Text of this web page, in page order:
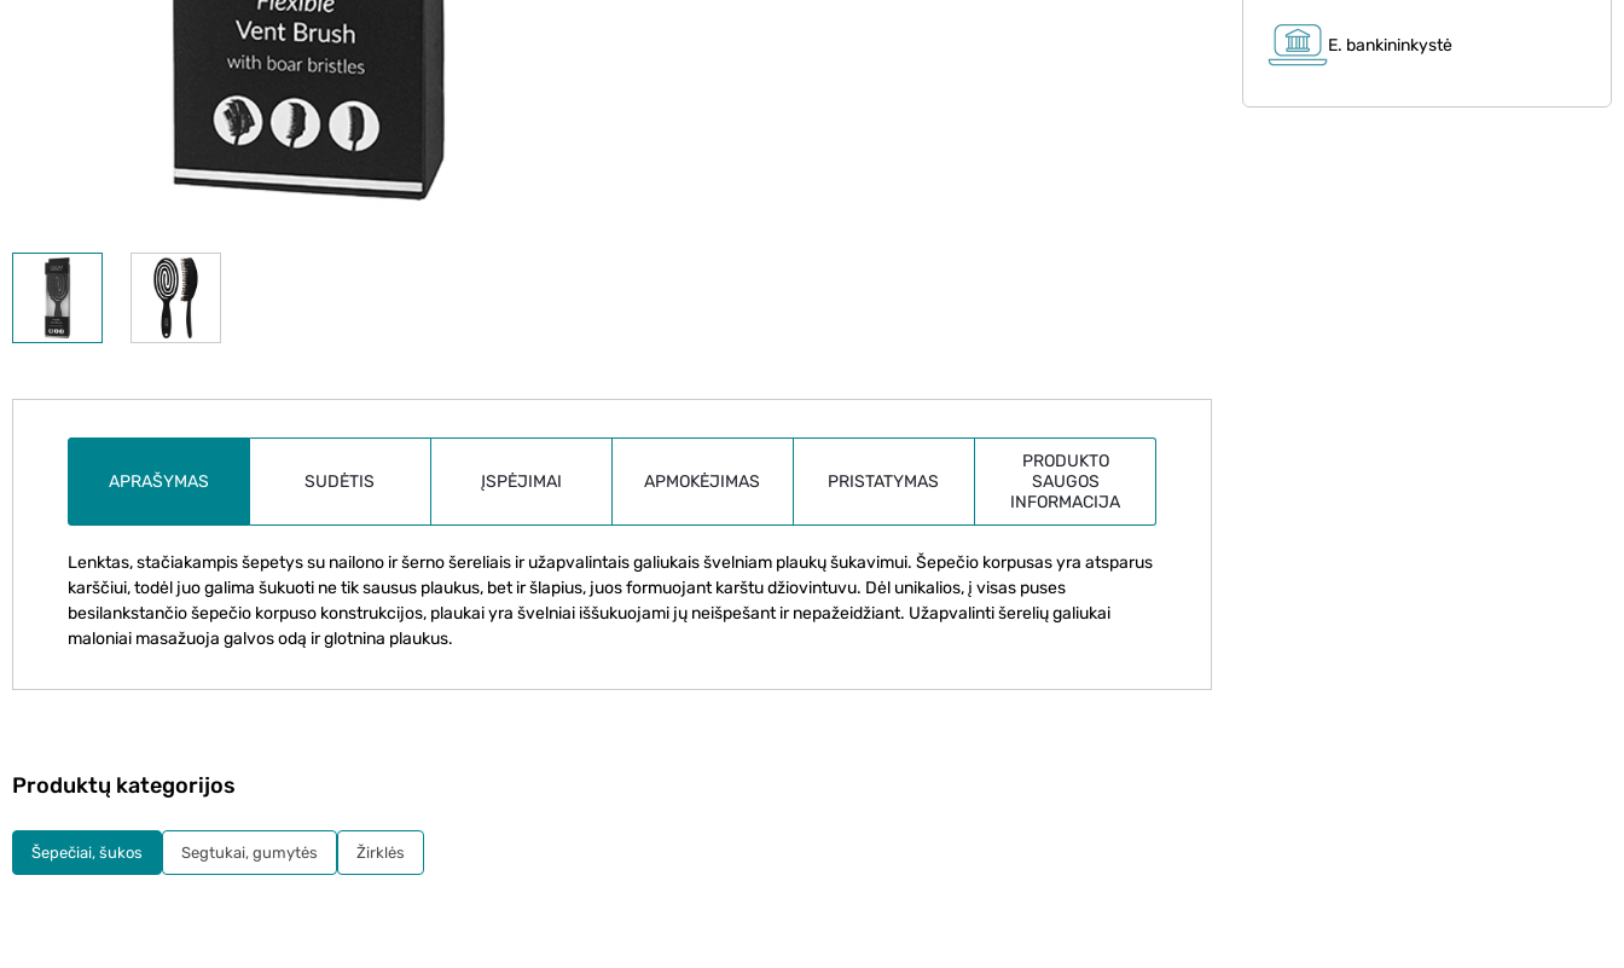
E. bankininkystė
APRAŠYMAS SUDĖTIS ĮSPĖJIMAI APMOKĖJIMAS PRISTATYMAS
PRODUKTO
SAUGOS
INFORMACIJA
Lenktas, stačiakampis šepetys su nailono ir šerno šereliais ir užapvalintais galiukais švelniam plaukų šukavimui. Šepečio korpusas yra atsparus
karščiui, todėl juo galima šukuoti ne tik sausus plaukus, bet ir šlapius, juos formuojant karštu džiovintuvu. Dėl unikalios, į visas puses
besilankstančio šepečio korpuso konstrukcijos, plaukai yra švelniai iššukuojami jų neišpešant ir nepažeidžiant. Užapvalinti šerelių galiukai
maloniai masažuoja galvos odą ir glotnina plaukus.
Produktų kategorijos
Šepečiai, šukos Segtukai, gumytės Žirklės